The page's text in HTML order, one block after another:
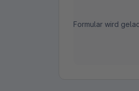
Formular wird